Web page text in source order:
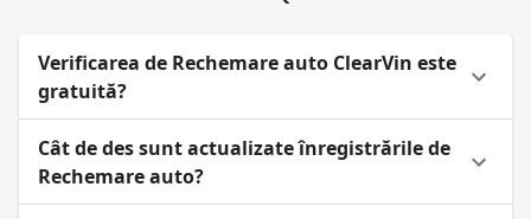
Verificarea de Rechemare auto ClearVin este
gratuită?
Cât de des sunt actualizate înregistrările de
Rechemare auto?